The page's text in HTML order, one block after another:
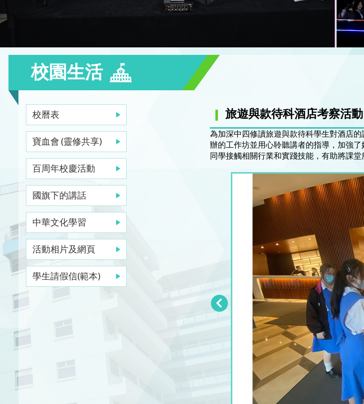
校園生活
校曆表
寶血會 (靈修共享)
百周年校慶活動
國旗下的講話
中華文化學習
活動相片及網頁
學生請假信(範本)
旅遊與款待科酒店考察活動
為加深中四修讀旅遊與款待科學生對酒店
辦的工作坊並用心聆聽講者的指導，加強
同學接觸相關行業和實踐技能，有助將課堂